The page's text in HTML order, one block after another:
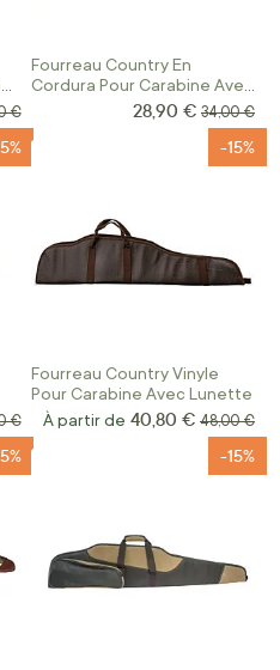
€
Fourreau Country En
Cordura Pour Carabine Avec
Prix Spécial
28,90 € Prix
34,00 €
€
Fourreau Country Vinyle
Pour Carabine Avec Lunette
-15%
À partir de 40,80 € Prix
48,00 €
-15%